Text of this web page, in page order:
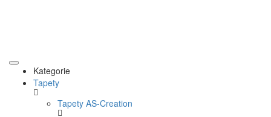
Kategorie
Tapety
Tapety AS-Creation